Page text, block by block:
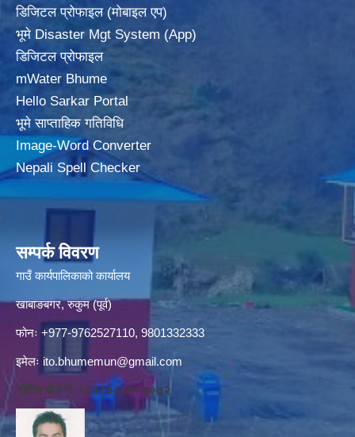
डिजिटल प्रोफाइल (मोबाइल एप)
भूमे Disaster Mgt System (App)
डिजिटल प्रोफाइल
mWater Bhume
Hello Sarkar Portal
भूमे साप्ताहिक गतिविधि
Image-Word Converter
Nepali Spell Checker
सम्पर्क विवरण
गाउँ कार्यपालिकाको कार्यालय
खाबाङबगर, रुकुम (पूर्व)
फोनः +977-9762527110, 9801332333
इमेलः ito.bhumemun@gmail.com
नोटिस बोर्ड नं. १६१८०८८४१३०७२